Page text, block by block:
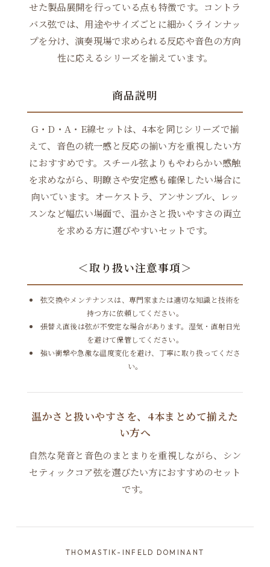
せた製品展開を行っている点も特徴です。コントラ
バス弦では、用途やサイズごとに細かくラインナッ
プを分け、演奏現場で求められる反応や音色の方向
性に応えるシリーズを揃えています。
商品説明
G・D・A・E線セットは、4本を同じシリーズで揃
えて、音色の統一感と反応の揃い方を重視したい方
におすすめです。スチール弦よりもやわらかい感触
を求めながら、明瞭さや安定感も確保したい場合に
向いています。オーケストラ、アンサンブル、レッ
スンなど幅広い場面で、温かさと扱いやすさの両立
を求める方に選びやすいセットです。
＜取り扱い注意事項＞
弦交換やメンテナンスは、専門家または適切な知識と技術を
持つ方に依頼してください。
張替え直後は弦が不安定な場合があります。湿気・直射日光
を避けて保管してください。
強い衝撃や急激な温度変化を避け、丁寧に取り扱ってくださ
い。
温かさと扱いやすさを、4本まとめて揃えた
い方へ
自然な発音と音色のまとまりを重視しながら、シン
セティックコア弦を選びたい方におすすめのセット
です。
THOMASTIK-INFELD DOMINANT